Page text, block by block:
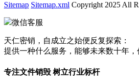
Sitemap Sitemap.xml Copyright 2025 All
微信客服
天仁密销，自成立之始便反复探索：
提供一种什么服务，能够未来数十年
专注文件销毁 树立行业标杆